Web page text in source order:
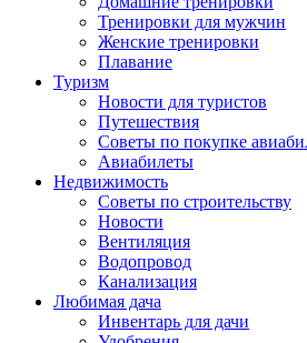
Тренировки для мужчин
Женские тренировки
Плавание
Туризм
Новости для туристов
Путешествия
Советы по покупке
Авиабилеты
Недвижимость
Советы по строительству
Новости
Вентиляция
Водопровод
Канализация
Любимая дача
Инвентарь для дачи